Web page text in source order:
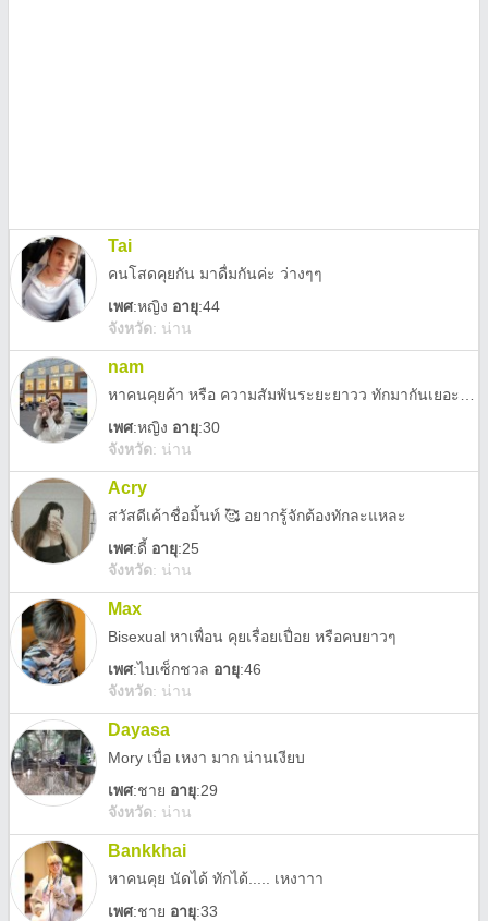
Tai
คนโสดคุยกัน มาดื่มกันค่ะ ว่างๆๆ
เพศ:หญิง อายุ:44
จังหวัด: น่าน
nam
เพศ:หญิง อายุ:30
จังหวัด: น่าน
Acry
สวัสดีเค้าชื่อมิ้นท์ 🥰 อยากรู้จักต้องทักละแหละ
เพศ:ดี้ อายุ:25
จังหวัด: น่าน
Max
Bisexual หาเพื่อน คุยเรื่อยเปื่อย หรือคบยาวๆ
เพศ:ไบเซ็กชวล อายุ:46
จังหวัด: น่าน
Dayasa
Mory เบื่อ เหงา มาก น่านเงียบ
เพศ:ชาย อายุ:29
จังหวัด: น่าน
Bankkhai
หาคนคุย นัดได้ ทักได้..... เหงาาา
เพศ:ชาย อายุ:33